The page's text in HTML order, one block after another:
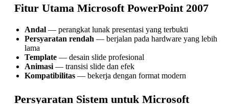
Fitur Utama Microsoft PowerPoint 2007
Andal — perangkat lunak presentasi yang terbukti
Persyaratan rendah — berjalan pada hardware yang lebih
lama
Template — desain slide profesional
Animasi — transisi slide dan efek
Kompatibilitas — bekerja dengan format modern
Persyaratan Sistem untuk Microsoft